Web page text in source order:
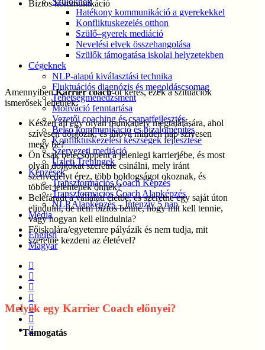
Hatékony kommunikáció a gyerekekkel
Konfliktuskezelés otthon
Szülő–gyerek mediáció
Nevelési elvek összehangolása
Szülők támogatása iskolai helyzetekben
Cégeknek
NLP-alapú kiválasztási technika
Fluktuációs diagnózis és megoldáscsomag
Tehetségmenedzsment
Motiváció fenntartása
Vezetői coaching és csapatfejlesztés
Belső kommunikáció és bizalomépítés
Konfliktuskezelési készségek fejlesztése
Szervezeti mediáció
Üzleti Tréningek
Képzések
Transzformációs Coach Képzés
Transzformációs Coach Alapképzés
NLP Alapképzés – Intenzív 5 nap
Média
English
Magyar
twitter
facebook
linkedin
youtube
instagram
phone
email
Biztos kommunikáció
AmennyibenKarrier coach-ot keres, ezek a szituációk
ismerősek lehetnek:
Készen áll egy olyan munkahely megtalálására, ahol
szívesen dolgozik, és ahová minden nap szívesen
megy be?
Ön csak belecsöppent a jelenlegi karrierjébe, és most
olyan dolgokat szeretne csinálni, mely iránt
szenvedélyt érez, több boldogságot okoznak, és
többet jelentenek önnek?
Belefáradt a vállalati életbe, és szeretne egy saját úton
elindulni, de nem biztos benne, hogy mit kell tennie,
vagy hogyan kell elindulnia?
Főiskolára/egyetemre pályázik és nem tudja, mit
szeretne kezdeni az életével?
Melyek egy Karrier Coach előnyei?
Támogatás